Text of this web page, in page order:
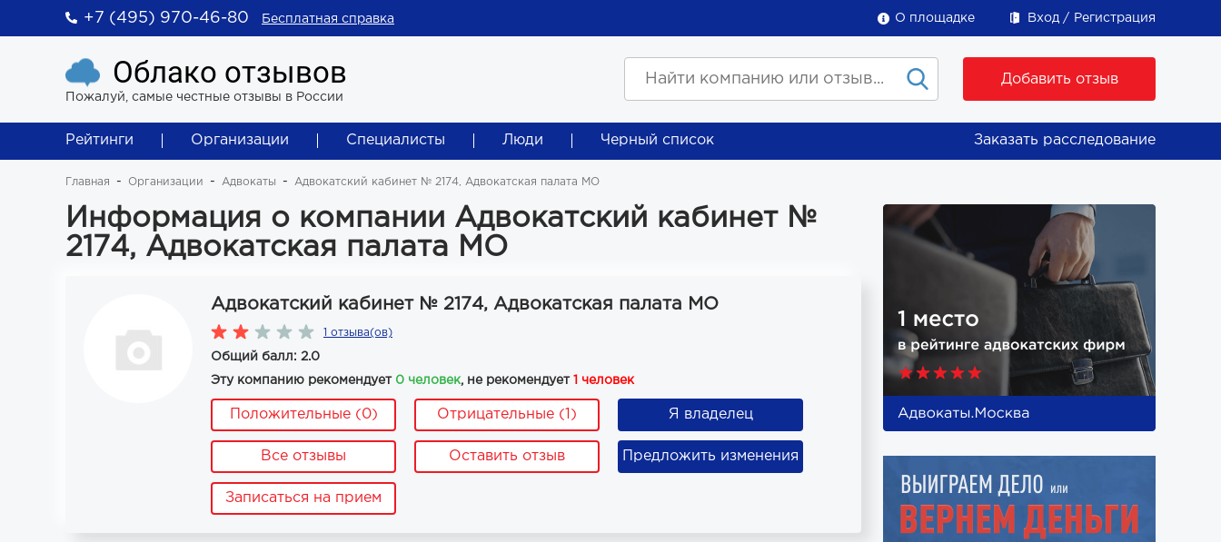
+7 (495) 970-46-80 Бесплатная справка О площадке Вход Регистрация
Облако отзывов
Пожалуй, самые честные отзывы в России
Добавить отзыв
Рейтинги Организации Специалисты Люди Черный список Заказать расследование
Главная Организации Адвокаты Адвокатский кабинет № 2174, Адвокатская палата МО
Информация о компании Адвокатский кабинет №
2174, Адвокатская палата МО
Адвокатский кабинет № 2174, Адвокатская палата МО
1 отзыва(ов)
Общий балл: 2.0
Эту компанию рекомендует 0 человек, не рекомендует 1 человек
Положительные (0) Отрицательные (1) Я владелец
Все отзывы Оставить отзыв Предложить изменения
Записаться на прием